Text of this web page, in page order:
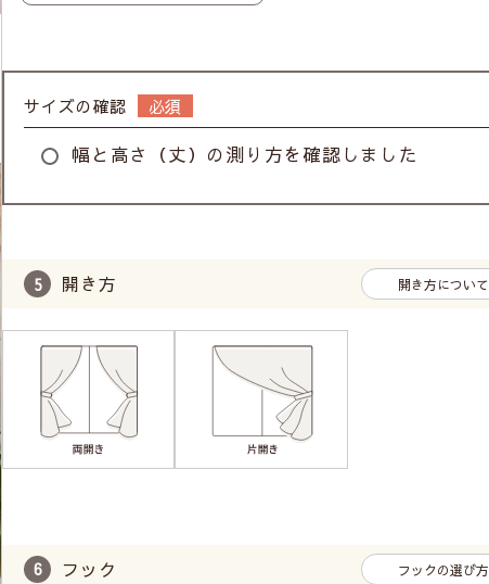
サイズの確認
幅と高さ（丈）の測り方を確認しました
開き方 開き方について
フック フックの選び方